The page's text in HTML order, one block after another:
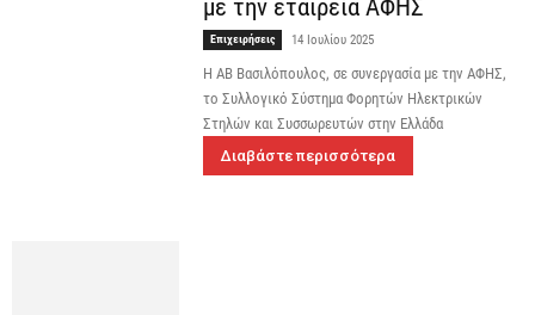
με την εταιρεία ΑΦΗΣ
Επιχειρήσεις 14 Ιουλίου 2025
Η ΑΒ Βασιλόπουλος, σε συνεργασία με την ΑΦΗΣ,
το Συλλογικό Σύστημα Φορητών Ηλεκτρικών
Στηλών και Συσσωρευτών στην Ελλάδα
Διαβάστε περισσότερα